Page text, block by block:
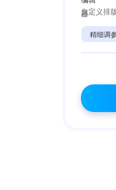
自定义排
精细调